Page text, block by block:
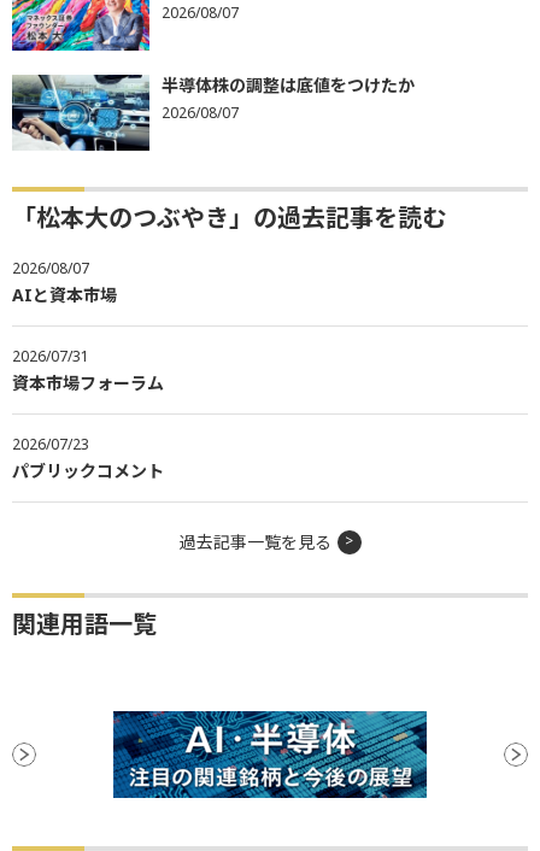
2026/08/07
半導体株の調整は底値をつけたか
2026/08/07
「松本大のつぶやき」の過去記事を読む
2026/08/07
AIと資本市場
2026/07/31
資本市場フォーラム
2026/07/23
パブリックコメント
過去記事一覧を見る
関連用語一覧